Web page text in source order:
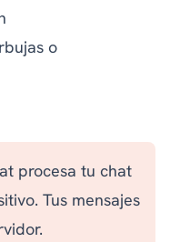
o
procesa tu chat
Tus mensajes